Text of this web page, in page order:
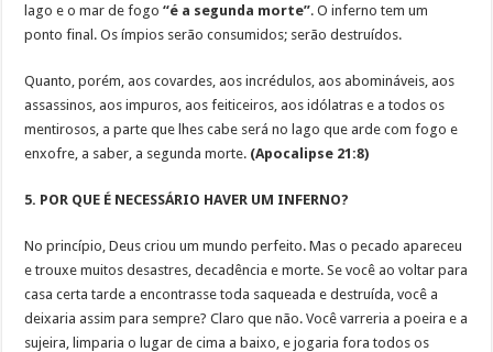
lago e o mar de fogo“é a segunda morte”. O inferno tem um
ponto final. Os ímpios serão consumidos; serão destruídos.
Quanto, porém, aos covardes, aos incrédulos, aos abomináveis, aos
assassinos, aos impuros, aos feiticeiros, aos idólatras e a todos os
mentirosos, a parte que lhes cabe será no lago que arde com fogo e
enxofre, a saber, a segunda morte. (Apocalipse 21:8)
5. POR QUE É NECESSÁRIO HAVER UM INFERNO?
No princípio, Deus criou um mundo perfeito. Mas o pecado apareceu
e trouxe muitos desastres, decadência e morte. Se você ao voltar para
casa certa tarde a encontrasse toda saqueada e destruída, você a
deixaria assim para sempre? Claro que não. Você varreria a poeira e a
sujeira, limparia o lugar de cima a baixo, e jogaria fora todos os